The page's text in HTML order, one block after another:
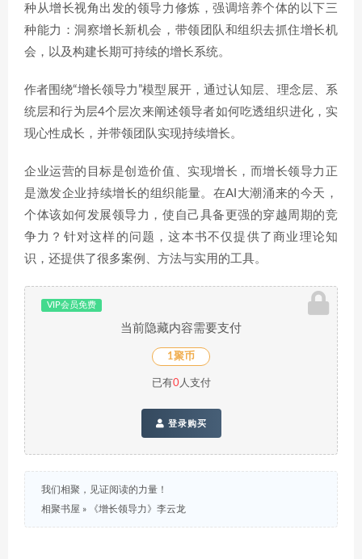
种从增长视角出发的领导力修炼，强调培养个体的以下三
种能力：洞察增长新机会，带领团队和组织去抓住增长机
会，以及构建长期可持续的增长系统。
作者围绕“增长领导力”模型展开，通过认知层、理念层、系
统层和行为层4个层次来阐述领导者如何吃透组织进化，实
现心性成长，并带领团队实现持续增长。
企业运营的目标是创造价值、实现增长，而增长领导力正
是激发企业持续增长的组织能量。在AI大潮涌来的今天，
个体该如何发展领导力，使自己具备更强的穿越周期的竞
争力？针对这样的问题，这本书不仅提供了商业理论知
识，还提供了很多案例、方法与实用的工具。
VIP会员免费
当前隐藏内容需要支付
1聚币
已有0人支付
登录购买
我们相聚，见证阅读的力量！
相聚书屋 » 《增长领导力》李云龙